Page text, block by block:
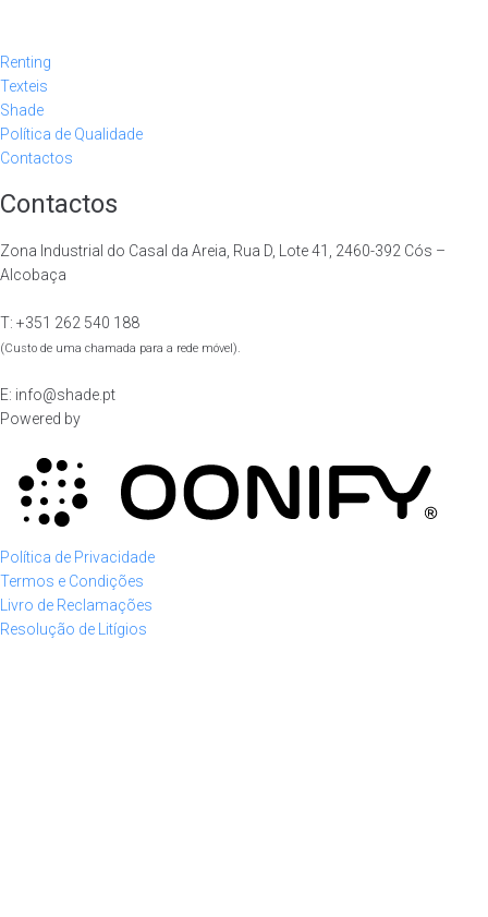
Renting
Texteis
Shade
Política de Qualidade
Contactos
Contactos
Zona Industrial do Casal da Areia, Rua D, Lote 41, 2460-392 Cós –
Alcobaça
T: +351 262 540 188
(Custo de uma chamada para a rede móvel).
E: info@shade.pt
Powered by
Política de Privacidade
Termos e Condições
Livro de Reclamações
Resolução de Litígios